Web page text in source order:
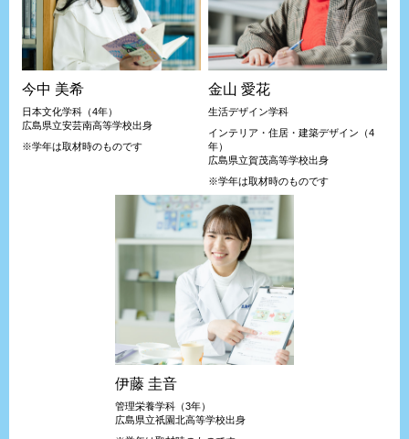
今中 美希
日本文化学科（4年）
広島県立安芸南高等学校出身
※学年は取材時のものです
金山 愛花
生活デザイン学科
インテリア・住居・建築デザイン（4
年）
広島県立賀茂高等学校出身
※学年は取材時のものです
伊藤 圭音
管理栄養学科（3年）
広島県立祇園北高等学校出身